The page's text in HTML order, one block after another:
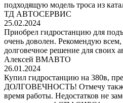
подходящую модель троса из
ТД АВТОСЕРВИС
25.02.2024
Приобрел гидростанцию для
очень доволен. Рекомендую
долговечное решение для своих
Алексей ВМАВТО
26.01.2024
Купил гидростанцию на 380в,
ДОЛГОВЕЧНОСТЬ! Отмечу
время работы. Недостатков не